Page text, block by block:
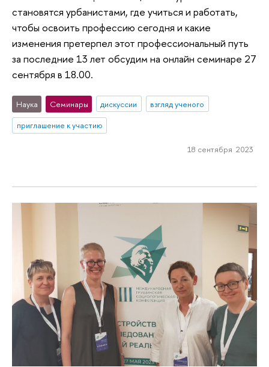
становятся урбанистами, где учиться и работать,
чтобы освоить профессию сегодня и какие
изменения претерпел этот профессиональный путь
за последние 13 лет обсудим на онлайн семинаре 27
сентября в 18.00.
Наука Семинары дискуссии
взгляд ученого
приглашение к участию
18 сентября 2023